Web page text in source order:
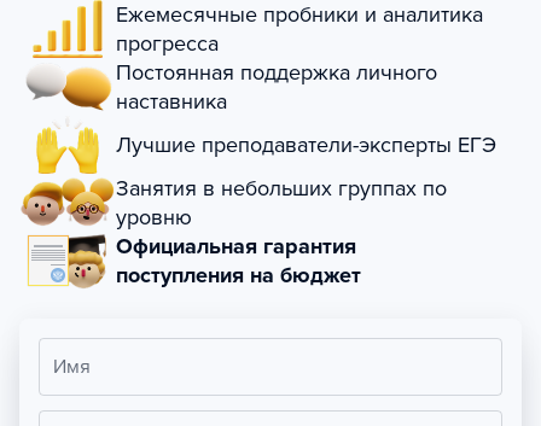
Ежемесячные пробники и аналитика
прогресса
Постоянная поддержка личного
наставника
Лучшие преподаватели-эксперты ЕГЭ
Занятия в небольших группах по
уровню
Официальная гарантия
поступления на бюджет
Имя